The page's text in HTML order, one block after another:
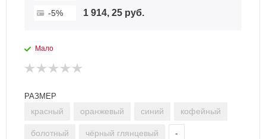
-5% 1 914, 25 руб.
Мало
РАЗМЕР
красный оранжевый синий кофейный
болотный чёрный глянцевый -